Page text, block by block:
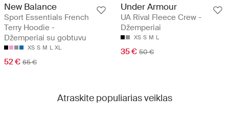
New Balance
Sport Essentials French
Terry Hoodie -
Džemperiai su gobtuvu
XS S M L XL
52 € 65 €
Under Armour
UA Rival Fleece Crew -
Džemperiai
XS S M L
35 € 50 €
Atraskite populiarias veiklas